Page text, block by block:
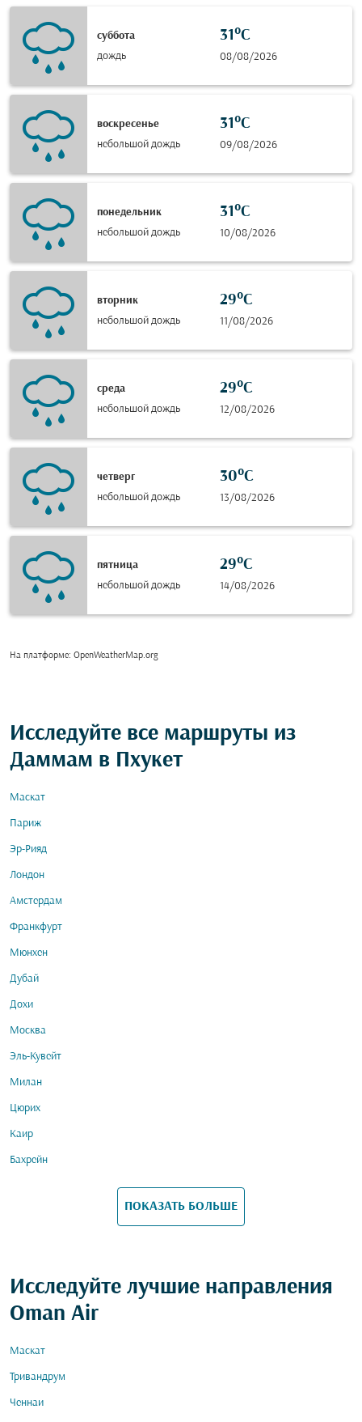
суббота
дождь
31°C
08/08/2026
воскресенье
небольшой дождь
31°C
09/08/2026
понедельник
небольшой дождь
31°C
10/08/2026
вторник
небольшой дождь
29°C
11/08/2026
среда
небольшой дождь
29°C
12/08/2026
четверг
небольшой дождь
30°C
13/08/2026
пятница
небольшой дождь
29°C
14/08/2026
На платформе: OpenWeatherMap.org
Исследуйте все маршруты из
Даммам в Пхукет
Маскат
Париж
Эр-Рияд
Лондон
Амстердам
Франкфурт
Мюнхен
Дубай
Дохи
Москва
Эль-Кувейт
Милан
Цюрих
Каир
Бахрейн
ПОКАЗАТЬ БОЛЬШЕ
Исследуйте лучшие направления
Oman Air
Маскат
Тривандрум
Ченнаи